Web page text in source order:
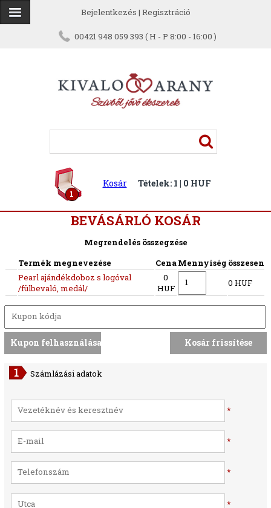
Bejelentkezés | Regisztráció
00421 948 059 393 ( H - P 8:00 - 16:00 )
1
Kosár Tételek: 1 | 0 HUF
BEVÁSÁRLÓ KOSÁR
Megrendelés összegzése
Termék megnevezése
CenaMennyiség összesen
Pearl ajándékdoboz s logóval
/fülbevaló, medál/
0
HUF
0 HUF
Számlázási adatok
*
*
*
*